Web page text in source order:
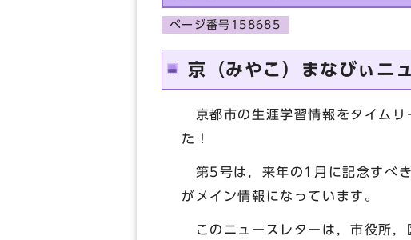
ページ番号158685
京（みやこ）まなびぃニ
京都市の生涯学習情報をタイムリ
た！
第5号は，来年の1月に記念すべ
がメイン情報になっています。
このニュースレターは，市役所，